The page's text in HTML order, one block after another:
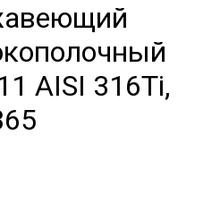
AISI 316Ti,